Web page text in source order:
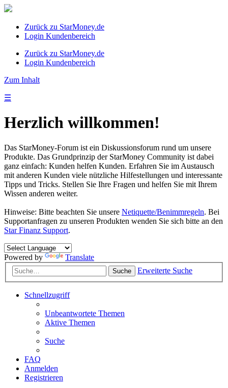
Zurück zu StarMoney.de
Login Kundenbereich
Zurück zu StarMoney.de
Login Kundenbereich
Zum Inhalt
☰
Herzlich willkommen!
Das StarMoney-Forum ist ein Diskussionsforum rund um unsere
Produkte. Das Grundprinzip der StarMoney Community ist dabei
ganz einfach: Kunden helfen Kunden. Erfahren Sie im Austausch
mit anderen Kunden viele nützliche Hilfestellungen und interessante
Tipps und Tricks. Stellen Sie Ihre Fragen und helfen Sie mit Ihrem
Wissen anderen weiter.
Hinweise: Bitte beachten Sie unsere Netiquette/Benimmregeln. Bei
Supportanfragen zu unseren Produkten wenden Sie sich bitte an den
Star Finanz Support.
Powered by Translate
Suche Erweiterte Suche
Schnellzugriff
Unbeantwortete Themen
Aktive Themen
Suche
FAQ
Anmelden
Registrieren